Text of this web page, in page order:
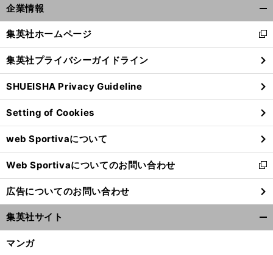
「
セ
％
」
2
】
企業情報
閉
る
集英社ホームページ
新
し
い
ウ
ィ
ン
ド
ウ
で
開
く
集英社プライバシーガイドライン
SHUEISHA Privacy Guideline
Setting of Cookies
web Sportivaについて
Web Sportivaについてのお問い合わせ
新
し
い
ウ
ィ
ン
広告についてのお問い合わせ
集英社サイト
マンガ